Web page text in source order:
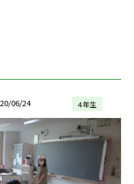
06/24 ４年生